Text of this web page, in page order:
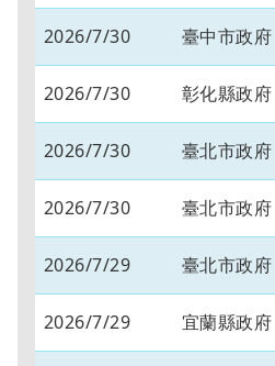
2026/7/30 臺中市政府
2026/7/30 彰化縣政府
2026/7/30 臺北市政府
2026/7/30 臺北市政府
2026/7/29 臺北市政府
2026/7/29 宜蘭縣政府